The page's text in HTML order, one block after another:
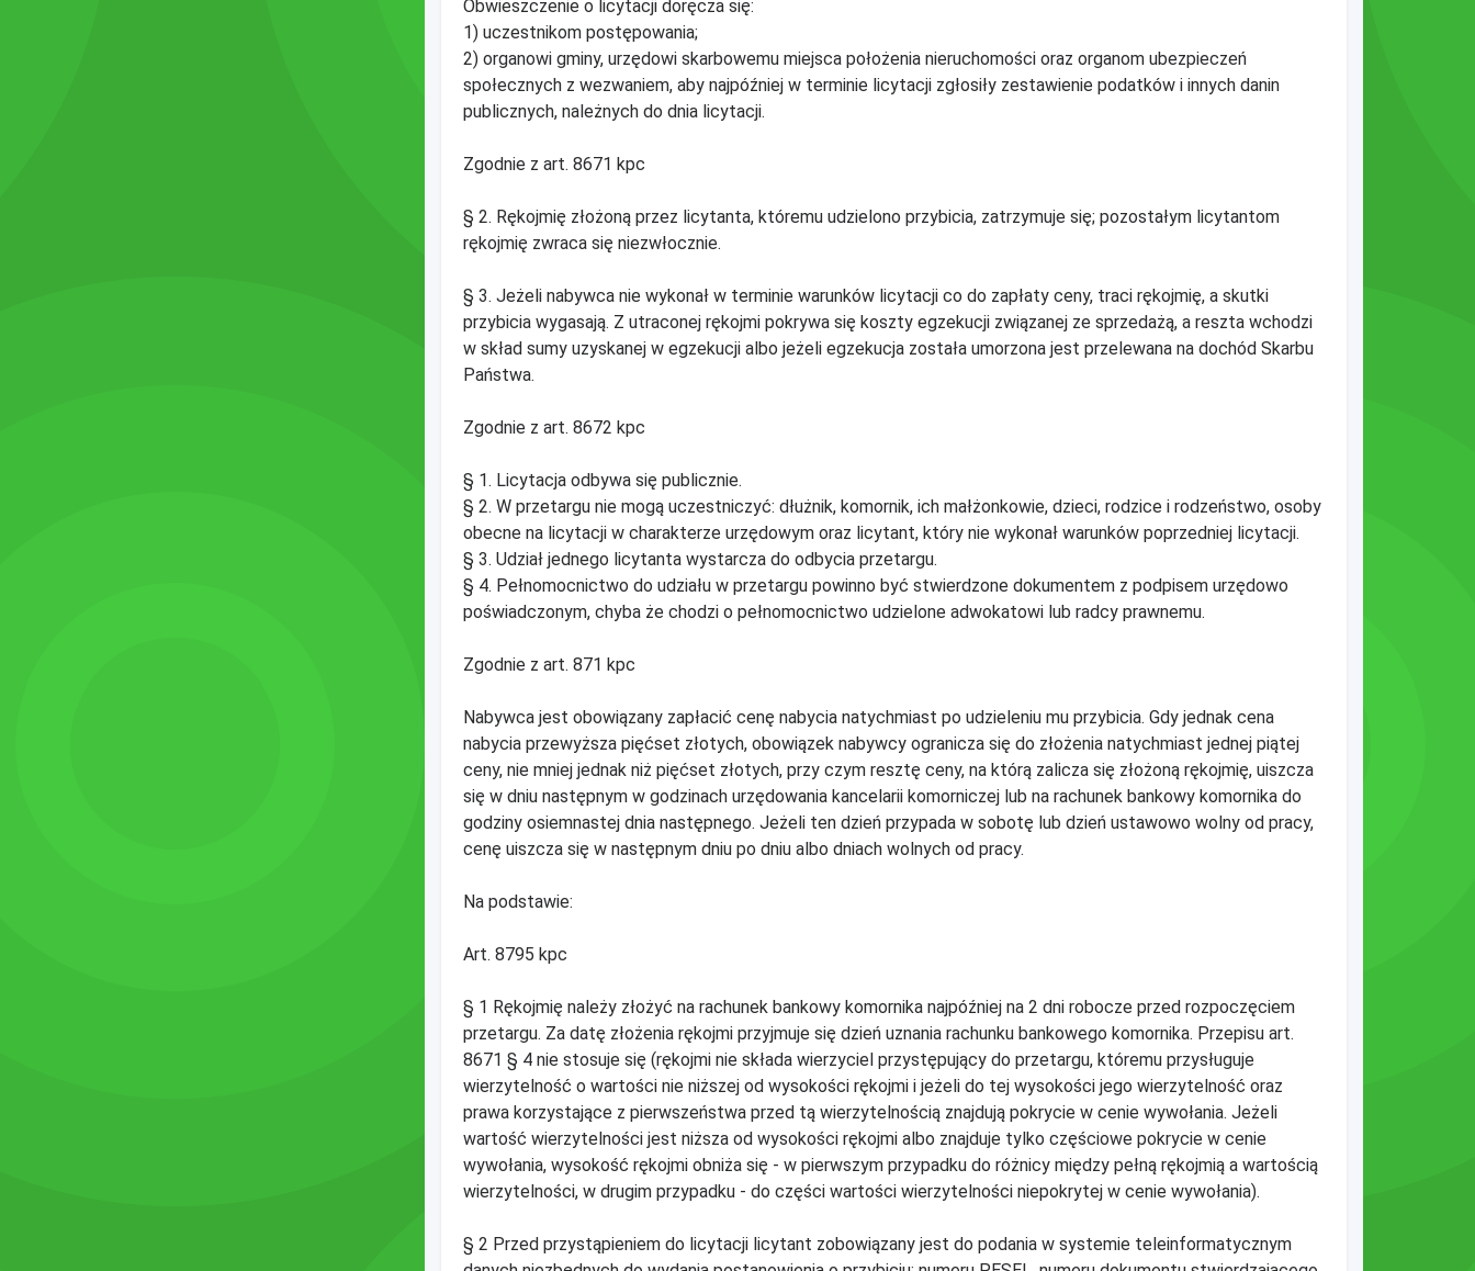
Obwieszczenie o licytacji doręcza się:
1) uczestnikom postępowania;
2) organowi gminy, urzędowi skarbowemu miejsca położenia nieruchomości oraz organom ubezpieczeń
społecznych z wezwaniem, aby najpóźniej w terminie licytacji zgłosiły zestawienie podatków i innych danin
publicznych, należnych do dnia licytacji.
Zgodnie z art. 8671 kpc
§ 2. Rękojmię złożoną przez licytanta, któremu udzielono przybicia, zatrzymuje się; pozostałym licytantom
rękojmię zwraca się niezwłocznie.
§ 3. Jeżeli nabywca nie wykonał w terminie warunków licytacji co do zapłaty ceny, traci rękojmię, a skutki
przybicia wygasają. Z utraconej rękojmi pokrywa się koszty egzekucji związanej ze sprzedażą, a reszta wchodzi
w skład sumy uzyskanej w egzekucji albo jeżeli egzekucja została umorzona jest przelewana na dochód Skarbu
Państwa.
Zgodnie z art. 8672 kpc
§ 1. Licytacja odbywa się publicznie.
§ 2. W przetargu nie mogą uczestniczyć: dłużnik, komornik, ich małżonkowie, dzieci, rodzice i rodzeństwo, osoby
obecne na licytacji w charakterze urzędowym oraz licytant, który nie wykonał warunków poprzedniej licytacji.
§ 3. Udział jednego licytanta wystarcza do odbycia przetargu.
§ 4. Pełnomocnictwo do udziału w przetargu powinno być stwierdzone dokumentem z podpisem urzędowo
poświadczonym, chyba że chodzi o pełnomocnictwo udzielone adwokatowi lub radcy prawnemu.
Zgodnie z art. 871 kpc
Nabywca jest obowiązany zapłacić cenę nabycia natychmiast po udzieleniu mu przybicia. Gdy jednak cena
nabycia przewyższa pięćset złotych, obowiązek nabywcy ogranicza się do złożenia natychmiast jednej piątej
ceny, nie mniej jednak niż pięćset złotych, przy czym resztę ceny, na którą zalicza się złożoną rękojmię, uiszcza
się w dniu następnym w godzinach urzędowania kancelarii komorniczej lub na rachunek bankowy komornika do
godziny osiemnastej dnia następnego. Jeżeli ten dzień przypada w sobotę lub dzień ustawowo wolny od pracy,
cenę uiszcza się w następnym dniu po dniu albo dniach wolnych od pracy.
Na podstawie:
Art. 8795 kpc
§ 1 Rękojmię należy złożyć na rachunek bankowy komornika najpóźniej na 2 dni robocze przed rozpoczęciem
przetargu. Za datę złożenia rękojmi przyjmuje się dzień uznania rachunku bankowego komornika. Przepisu art.
8671 § 4 nie stosuje się (rękojmi nie składa wierzyciel przystępujący do przetargu, któremu przysługuje
wierzytelność o wartości nie niższej od wysokości rękojmi i jeżeli do tej wysokości jego wierzytelność oraz
prawa korzystające z pierwszeństwa przed tą wierzytelnością znajdują pokrycie w cenie wywołania. Jeżeli
wartość wierzytelności jest niższa od wysokości rękojmi albo znajduje tylko częściowe pokrycie w cenie
wywołania, wysokość rękojmi obniża się - w pierwszym przypadku do różnicy między pełną rękojmią a wartością
wierzytelności, w drugim przypadku - do części wartości wierzytelności niepokrytej w cenie wywołania).
§ 2 Przed przystąpieniem do licytacji licytant zobowiązany jest do podania w systemie teleinformatycznym